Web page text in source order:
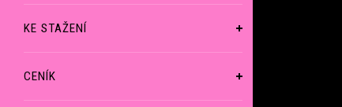
KE STAŽENÍ
CENÍK